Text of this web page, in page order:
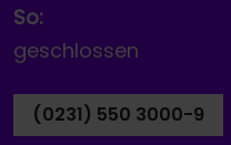
So:
geschlossen
(0231) 550 3000-9